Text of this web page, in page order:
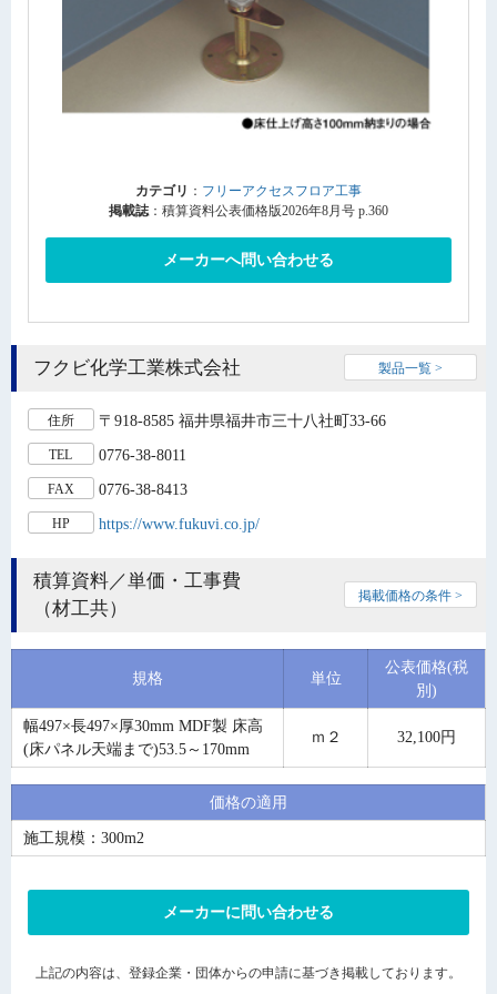
カテゴリ ： フリーアクセスフロア工事
掲載誌 ：積算資料公表価格版2026年8月号 p.360
メーカーへ問い合わせる
フクビ化学工業株式会社 製品一覧 >
住所 〒918-8585 福井県福井市三十八社町33-66
TEL 0776-38-8011
FAX 0776-38-8413
HP https://www.fukuvi.co.jp/
積算資料／単価・工事費
（材工共）
掲載価格の条件 >
規格 単位
公表価格(税
別)
幅497×長497×厚30mm MDF製 床高
(床パネル天端まで)53.5～170mm
ｍ２ 32,100円
価格の適用
施工規模：300m2
メーカーに問い合わせる
上記の内容は、登録企業・団体からの申請に基づき掲載しております。